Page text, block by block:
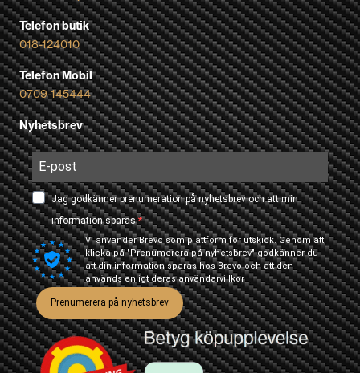
Telefon butik
018-124010
Telefon Mobil
0709-145444
Nyhetsbrev
Jag godkänner prenumeration på nyhetsbrev och att min
information sparas.
Vi använder Brevo som plattform för utskick. Genom att
klicka på "Prenumerera på nyhetsbrev" godkänner du
att din information sparas hos Brevo och att den
används enligt derasanvändarvillkor
Prenumerera på nyhetsbrev